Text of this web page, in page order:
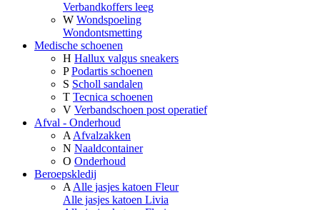
Verbandkoffers leeg
W Wondspoeling
Wondontsmetting
Medische schoenen
H Hallux valgus sneakers
P Podartis schoenen
S Scholl sandalen
T Tecnica schoenen
V Verbandschoen post operatief
Afval - Onderhoud
A Afvalzakken
N Naaldcontainer
O Onderhoud
Beroepskledij
A Alle jasjes katoen Fleur
Alle jasjes katoen Livia